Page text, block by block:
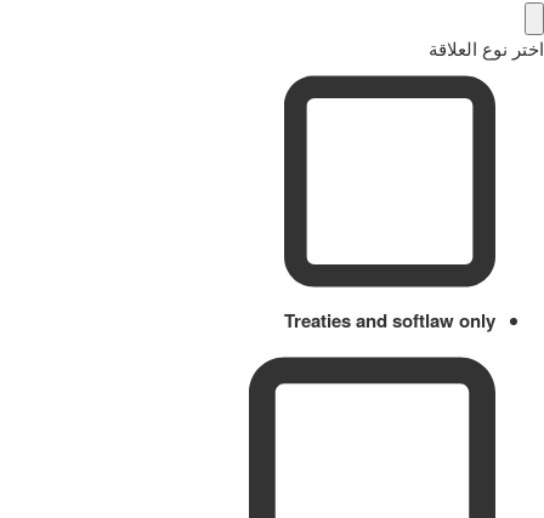
اختر نوع العلاقة
Treaties and softlaw only